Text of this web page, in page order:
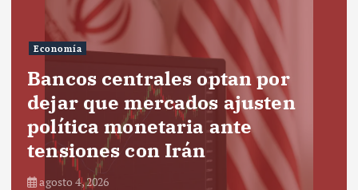
Economía
Bancos centrales optan por
dejar que mercados ajusten
política monetaria ante
tensiones con Irán
agosto 4, 2026